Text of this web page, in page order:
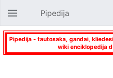
Atverti pagrindinį meniu Pipedija
Pipedija - tautosaka, gandai,
wiki enciklopedija